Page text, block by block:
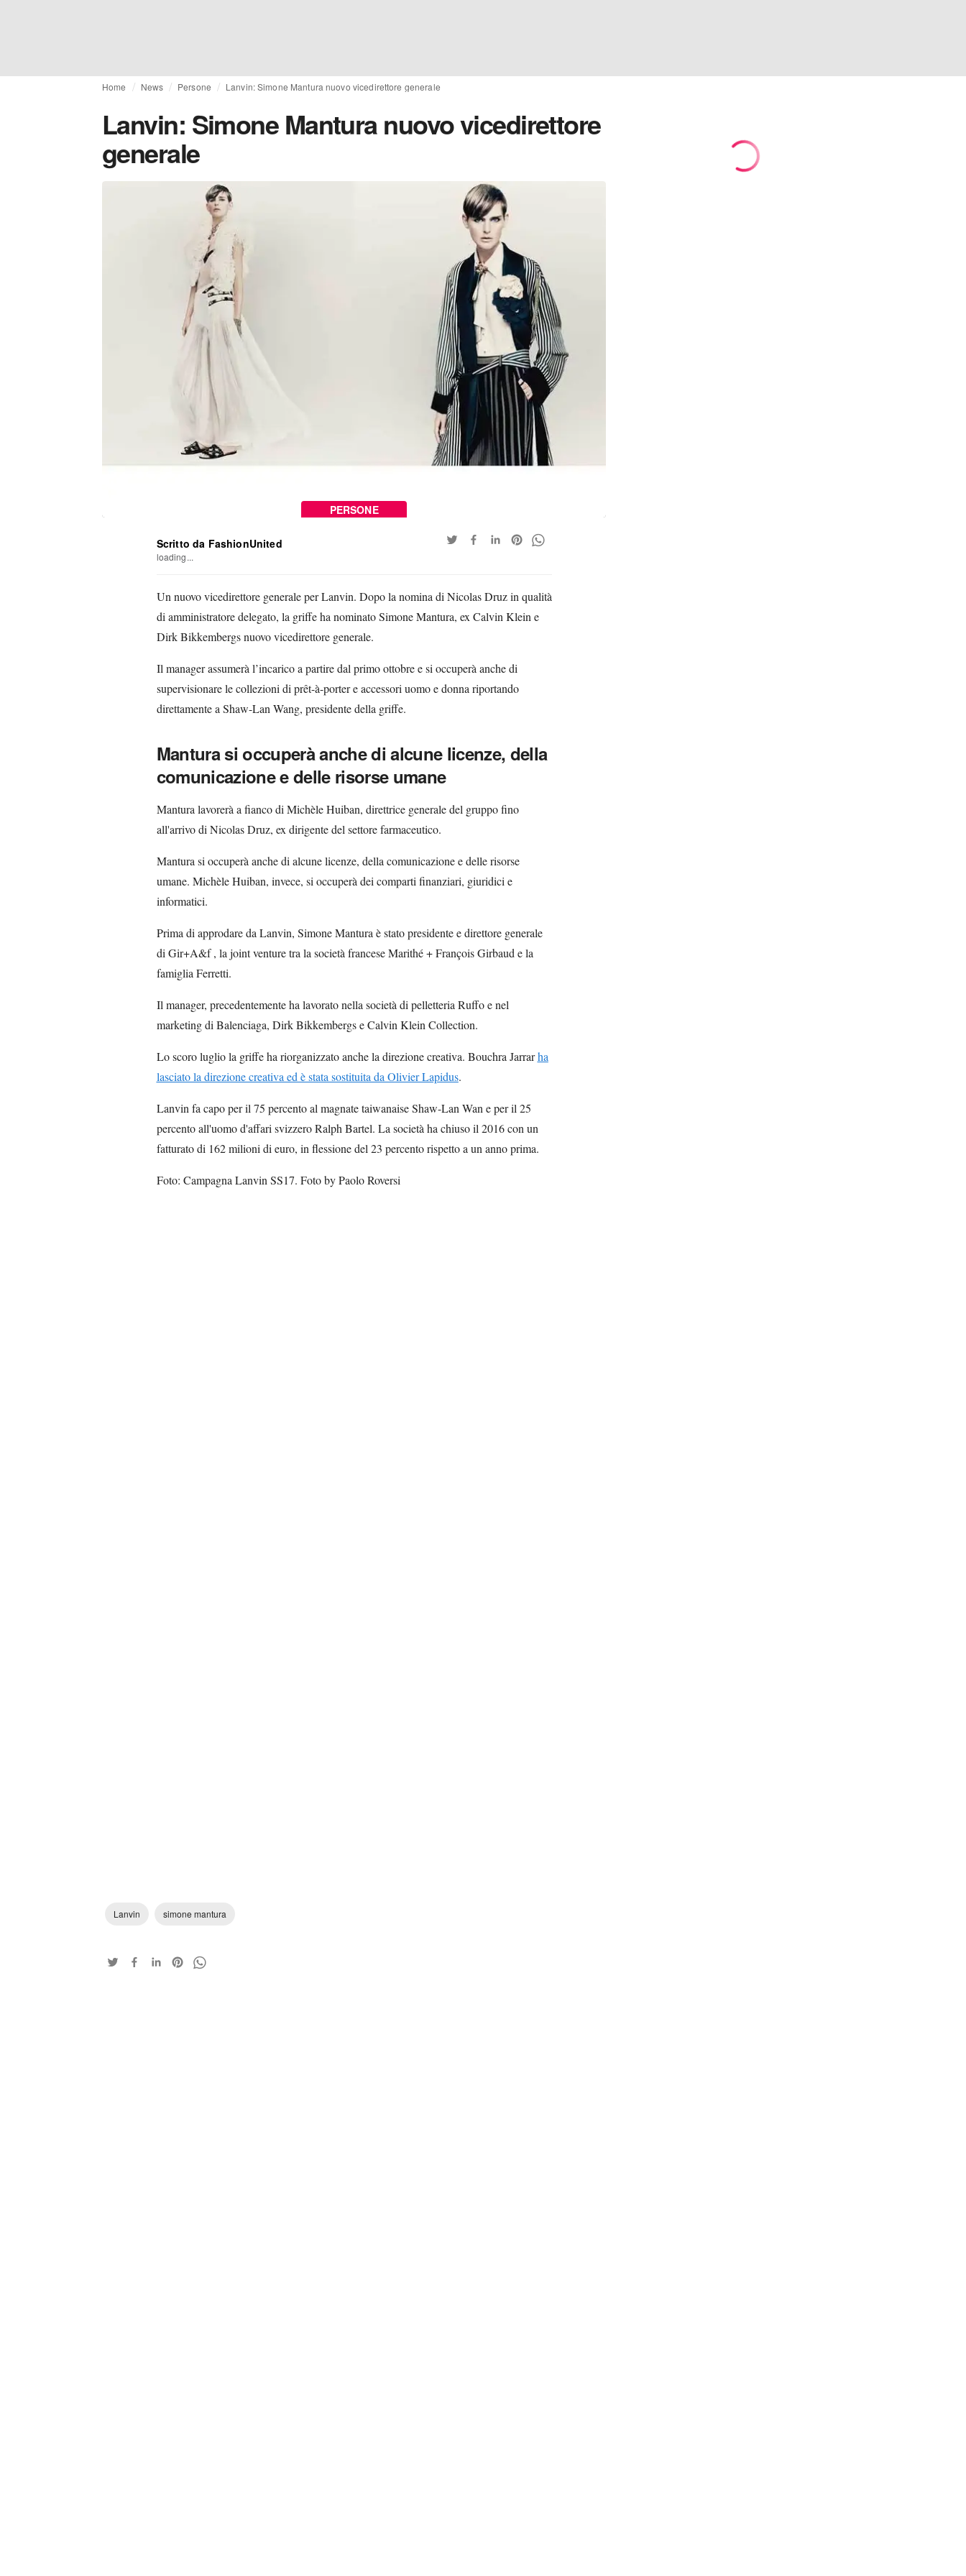
Home News Persone Lanvin: Simone Mantura nuovo vicedirettore generale
Lanvin: Simone Mantura nuovo vicedirettore
generale
PERSONE
Scritto da FashionUnited
loading...
Un nuovo vicedirettore generale per Lanvin. Dopo la nomina di Nicolas Druz in qualità
di amministratore delegato, la griffe ha nominato Simone Mantura, ex Calvin Klein e
Dirk Bikkembergs nuovo vicedirettore generale.
Il manager assumerà l’incarico a partire dal primo ottobre e si occuperà anche di
supervisionare le collezioni di prêt-à-porter e accessori uomo e donna riportando
direttamente a Shaw-Lan Wang, presidente della griffe.
Mantura si occuperà anche di alcune licenze, della
comunicazione e delle risorse umane
Mantura lavorerà a fianco di Michèle Huiban, direttrice generale del gruppo fino
all'arrivo di Nicolas Druz, ex dirigente del settore farmaceutico.
Mantura si occuperà anche di alcune licenze, della comunicazione e delle risorse
umane. Michèle Huiban, invece, si occuperà dei comparti finanziari, giuridici e
informatici.
Prima di approdare da Lanvin, Simone Mantura è stato presidente e direttore generale
di Gir+A&f , la joint venture tra la società francese Marithé + François Girbaud e la
famiglia Ferretti.
Il manager, precedentemente ha lavorato nella società di pelletteria Ruffo e nel
marketing di Balenciaga, Dirk Bikkembergs e Calvin Klein Collection.
Lo scoro luglio la griffe ha riorganizzato anche la direzione creativa. Bouchra Jarrarha
lasciato la direzione creativa ed è stata sostituita da Olivier Lapidus.
Lanvin fa capo per il 75 percento al magnate taiwanaise Shaw-Lan Wan e per il 25
percento all'uomo d'affari svizzero Ralph Bartel. La società ha chiuso il 2016 con un
fatturato di 162 milioni di euro, in flessione del 23 percento rispetto a un anno prima.
Foto: Campagna Lanvin SS17. Foto by Paolo Roversi
Lanvin simone mantura